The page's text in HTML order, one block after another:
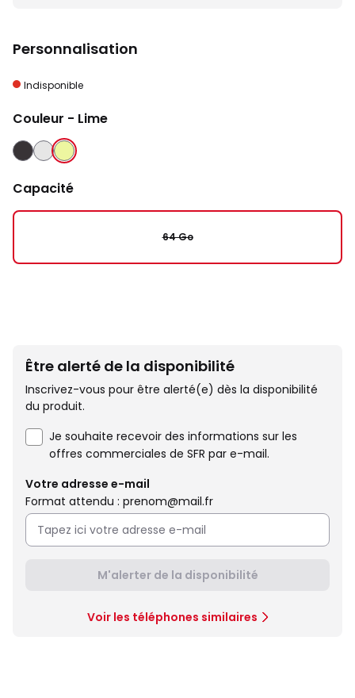
Personnalisation
Indisponible
Couleur - Lime
NOIR ARGENT LIME
Capacité
64 Go
Être alerté de la disponibilité
Inscrivez-vous pour être alerté(e) dès la disponibilité
du produit.
Je souhaite recevoir des informations sur les
offres commerciales de SFR par e-mail.
Votre adresse e-mail
Format attendu : prenom@mail.fr
M'alerter de la disponibilité
Voir les téléphones similaires